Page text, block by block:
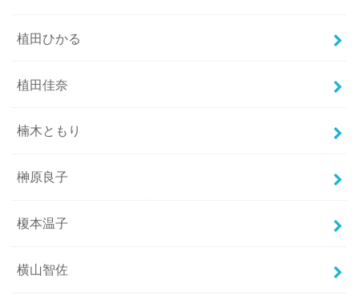
植田ひかる
植田佳奈
楠木ともり
榊原良子
榎本温子
横山智佐